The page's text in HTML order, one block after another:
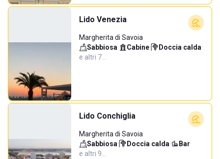
Lido Venezia
Margherita di Savoia
Sabbiosa· Cabine· Doccia calda·
e altri 7…
Lido Conchiglia
Margherita di Savoia
Sabbiosa· Doccia calda· Bar·
e altri 9…